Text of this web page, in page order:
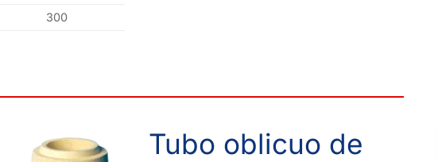
300
Tubo oblicuo de